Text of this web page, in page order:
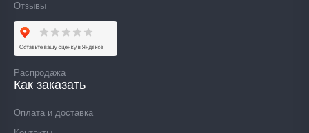
Отзывы
Распродажа
Как заказать
Оплата и доставка